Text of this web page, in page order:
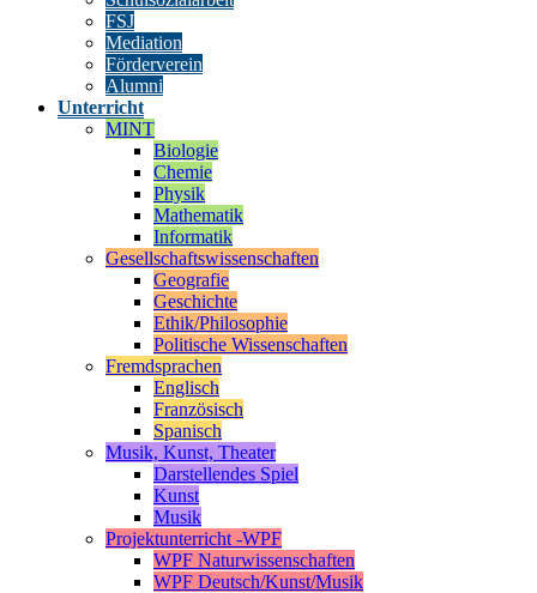
FSJ
Mediation
Förderverein
Alumni
Unterricht
MINT
Biologie
Chemie
Physik
Mathematik
Informatik
Gesellschaftswissenschaften
Geografie
Geschichte
Ethik/Philosophie
Politische Wissenschaften
Fremdsprachen
Englisch
Französisch
Spanisch
Musik, Kunst, Theater
Darstellendes Spiel
Kunst
Musik
Projektunterricht -WPF
WPF Naturwissenschaften
WPF Deutsch/Kunst/Musik